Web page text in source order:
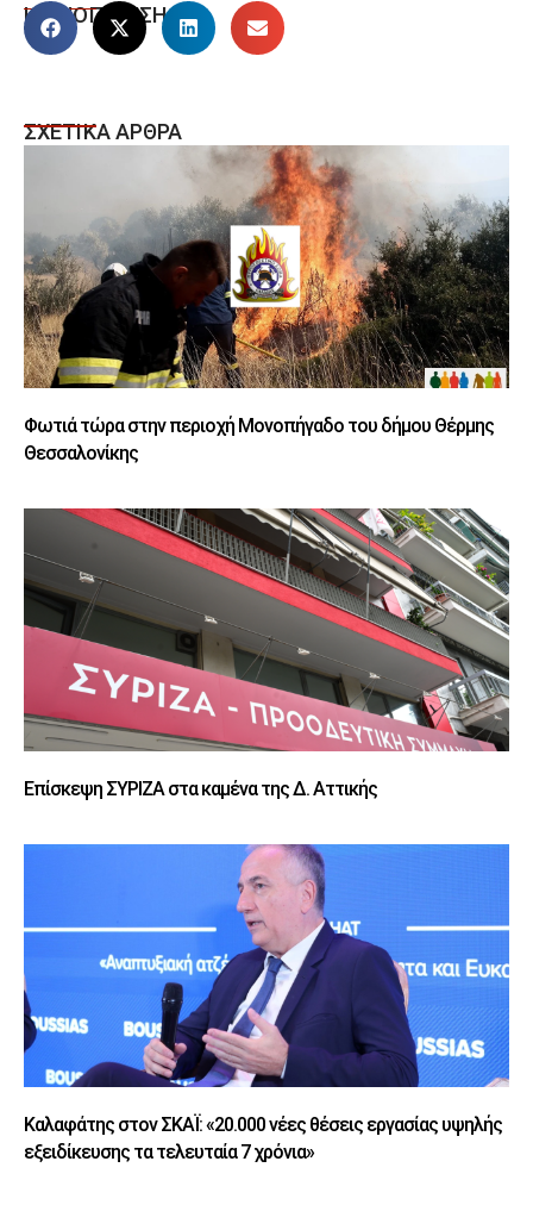
ΚΟΙΝΟΠΟΙΗΣΗ
ΣΧΕΤΙΚΑ ΑΡΘΡΑ
Φωτιά τώρα στην περιοχή Μονοπήγαδο του δήμου Θέρμης
Θεσσαλονίκης
Επίσκεψη ΣΥΡΙΖΑ στα καμένα της Δ. Αττικής
Καλαφάτης στον ΣΚΑΪ: «20.000 νέες θέσεις εργασίας υψηλής
εξειδίκευσης τα τελευταία 7 χρόνια»